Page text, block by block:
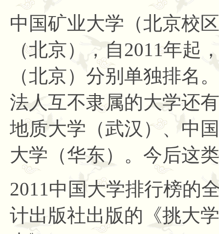
中国矿业大学（北京校
（北京），自2011年起
（北京）分别单独排名
法人互不隶属的大学还
地质大学（武汉）、中
大学（华东）。今后这
2011中国大学排行榜的
计出版社出版的《挑大